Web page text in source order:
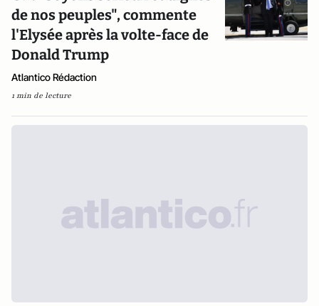
de nos peuples", commente
l'Elysée après la volte-face de
Donald Trump
Atlantico Rédaction
1 min de lecture